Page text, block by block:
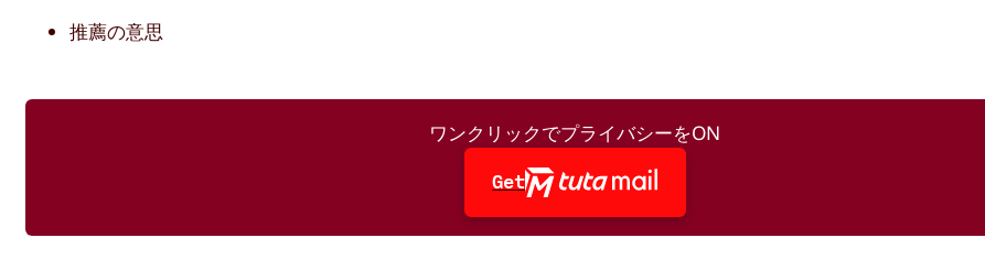
推薦の意思
ワンクリックでプライバシーをON
Get